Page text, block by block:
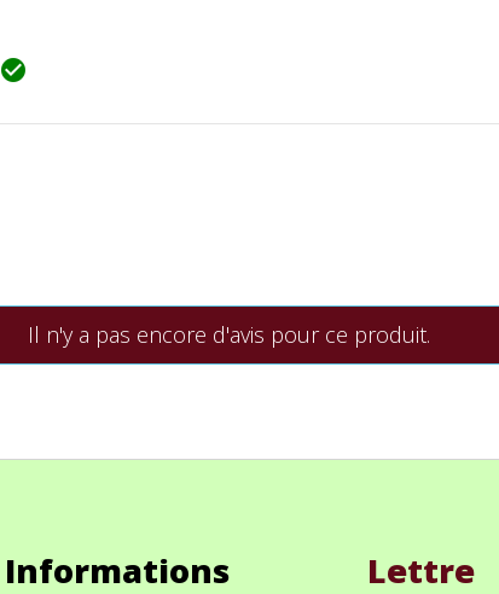

Il n'y a pas encore d'avis pour ce produit.
Informations
Lettre